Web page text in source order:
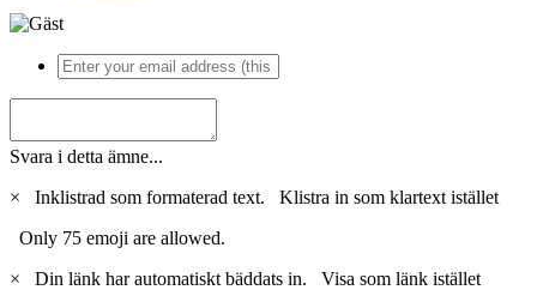
Svara i detta ämne...
×
Inklistrad som formaterad text. Klistra in som klartext istället
Only 75 emoji are allowed.
×
Din länk har automatiskt bäddats in. Visa som länk istället